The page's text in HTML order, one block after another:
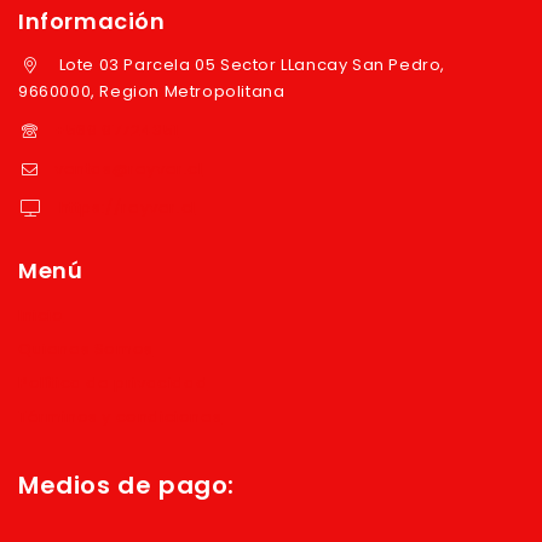
Información
Lote 03 Parcela 05 Sector LLancay San Pedro,
9660000, Region Metropolitana
Menú
Medios de pago: